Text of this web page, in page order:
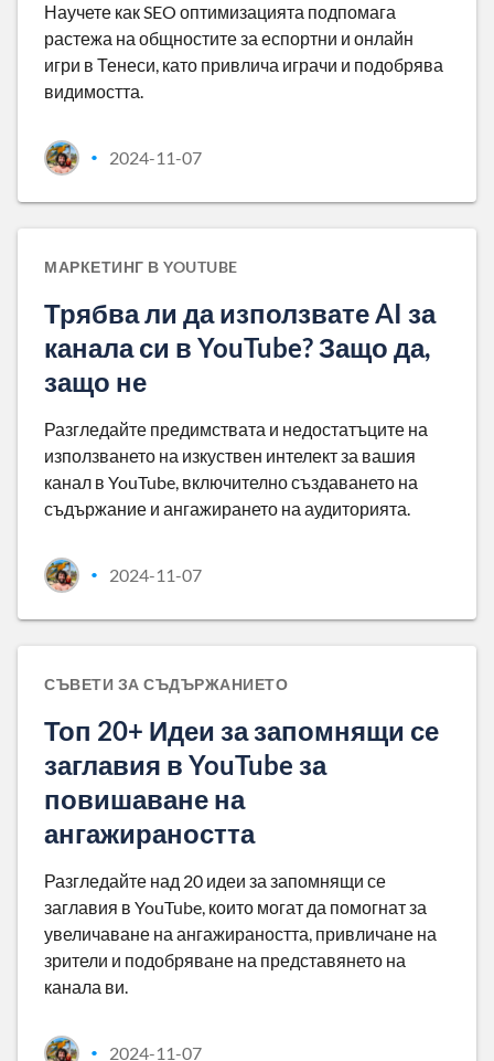
Научете как SEO оптимизацията подпомага
растежа на общностите за еспортни и онлайн
игри в Тенеси, като привлича играчи и подобрява
видимостта.
• 2024-11-07
МАРКЕТИНГ В YOUTUBE
Трябва ли да използвате AI за
канала си в YouTube? Защо да,
защо не
Разгледайте предимствата и недостатъците на
използването на изкуствен интелект за вашия
канал в YouTube, включително създаването на
съдържание и ангажирането на аудиторията.
• 2024-11-07
СЪВЕТИ ЗА СЪДЪРЖАНИЕТО
Топ 20+ Идеи за запомнящи се
заглавия в YouTube за
повишаване на
ангажираността
Разгледайте над 20 идеи за запомнящи се
заглавия в YouTube, които могат да помогнат за
увеличаване на ангажираността, привличане на
зрители и подобряване на представянето на
канала ви.
• 2024-11-07